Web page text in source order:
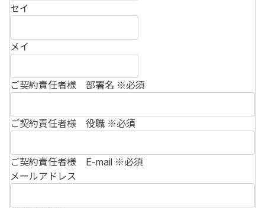
セイ
メイ
ご契約責任者様 部署名 ※必須
ご契約責任者様 役職 ※必須
ご契約責任者様 E-mail ※必須
メールアドレス